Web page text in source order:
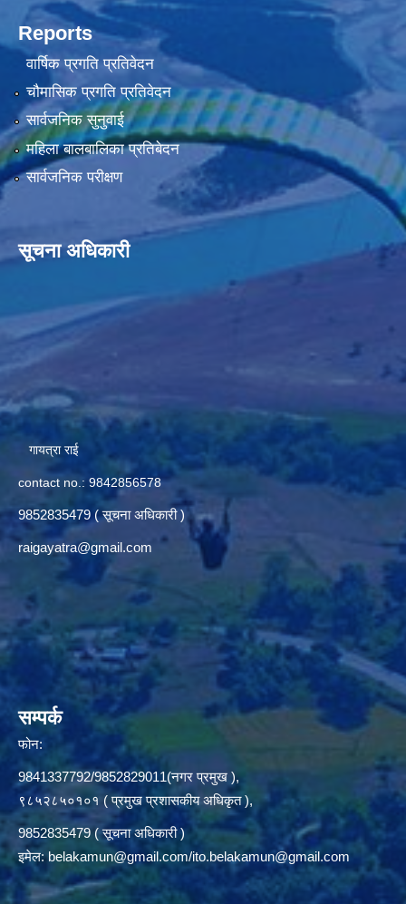
Reports
वार्षिक प्रगति प्रतिवेदन
चौमासिक प्रगति प्रतिवेदन
सार्वजनिक सुनुवाई
महिला बालबालिका प्रतिबेदन
सार्वजनिक परीक्षण
सूचना अधिकारी
गायत्रा राई
contact no.: 9842856578
9852835479 ( सूचना अधिकारी )
raigayatra@gmail.com
सम्पर्क
फोन:
9841337792/9852829011(नगर प्रमुख ),
९८५२८५०१०१ ( प्रमुख प्रशासकीय अधिकृत ),
9852835479 ( सूचना अधिकारी )
इमेल:belakamun@gmail.com/ito.belakamun@gmail.com